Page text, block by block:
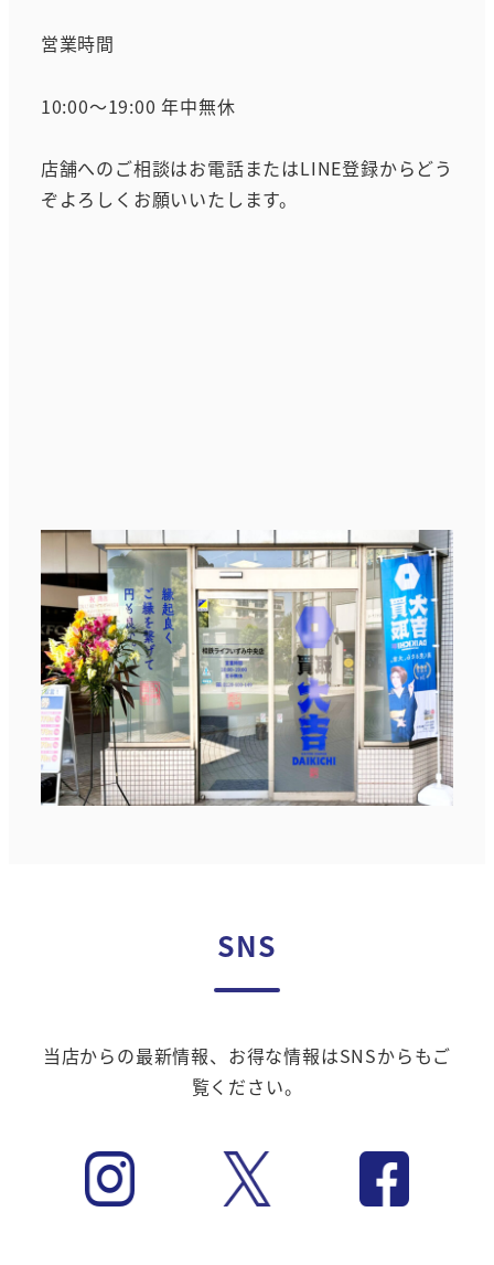
営業時間
10:00～19:00 年中無休
店舗へのご相談はお電話またはLINE登録からどう
ぞよろしくお願いいたします。
SNS
当店からの最新情報、お得な情報はSNSからもご
覧ください。